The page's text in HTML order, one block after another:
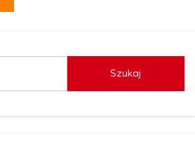
Szukaj